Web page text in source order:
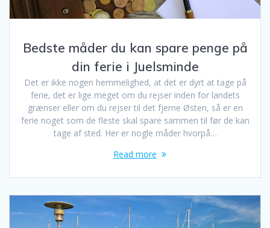
Bedste måder du kan spare penge på
din ferie i Juelsminde
Det er ikke nogen hemmelighed, at det er dyrt at tage på
ferie, det er lige meget om du rejser inden for landets
grænser eller om du rejser til det fjerne Østen, så er en
ferie noget som de fleste skal spare sammen til før de kan
tage af sted. Her er nogle måder hvorpå…
Read more